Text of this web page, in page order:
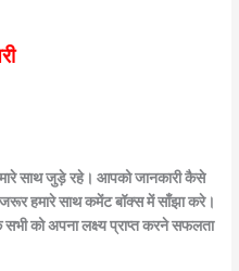
हुमारे साथ जुड़े रहे। आपको जानकारी कैसे
जरूर हमारे साथ कमेंट बॉक्स में साँझा करे।
को अपना लक्ष्य प्राप्त करने सफलता